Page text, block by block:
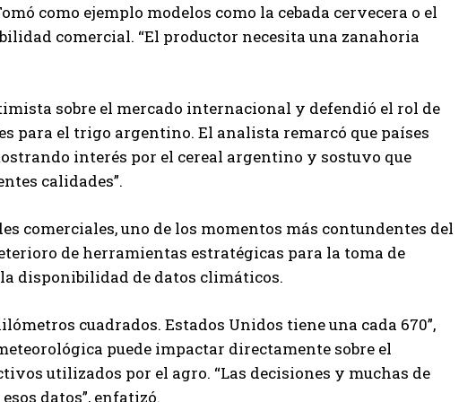
como ejemplo modelos como la cebada cervecera o el
comercial. “El productor necesita una zanahoria
sobre el mercado internacional y defendió el rol de
para el trigo argentino. El analista remarcó que países
interés por el cereal argentino y sostuvo que
calidades”.
comerciales, uno de los momentos más contundentes del
de herramientas estratégicas para la toma de
disponibilidad de datos climáticos.
cuadrados. Estados Unidos tiene una cada 670”,
puede impactar directamente sobre el
utilizados por el agro. “Las decisiones y muchas de
datos”, enfatizó.